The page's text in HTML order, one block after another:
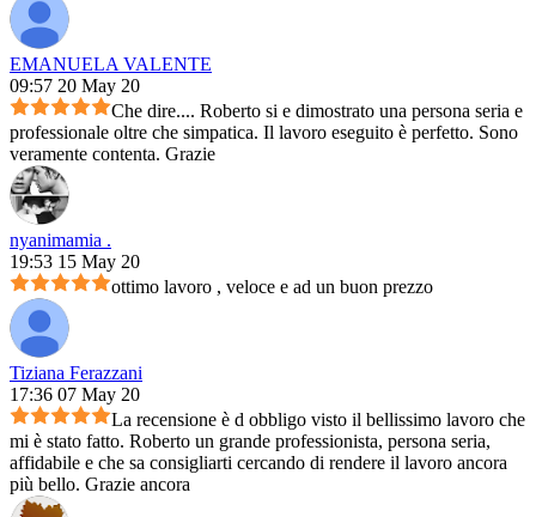
EMANUELA VALENTE
09:57 20 May 20
Che dire.... Roberto si e dimostrato una persona seria e
professionale oltre che simpatica. Il lavoro eseguito è perfetto. Sono
veramente contenta. Grazie
nyanimamia .
19:53 15 May 20
ottimo lavoro , veloce e ad un buon prezzo
Tiziana Ferazzani
17:36 07 May 20
La recensione è d obbligo visto il bellissimo lavoro che
mi è stato fatto. Roberto un grande professionista, persona seria,
affidabile e che sa consigliarti cercando di rendere il lavoro ancora
più bello. Grazie ancora